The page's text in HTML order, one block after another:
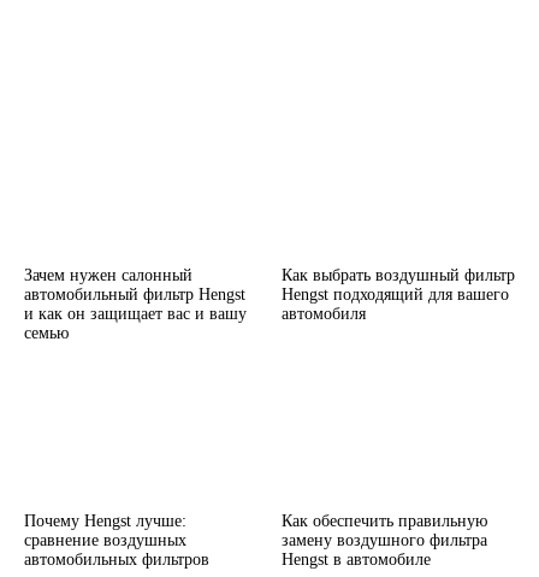
Зачем нужен салонный
автомобильный фильтр Hengst
и как он защищает вас и вашу
семью
Как выбрать воздушный фильтр
Hengst подходящий для вашего
автомобиля
Почему Hengst лучше:
сравнение воздушных
автомобильных фильтров
Как обеспечить правильную
замену воздушного фильтра
Hengst в автомобиле